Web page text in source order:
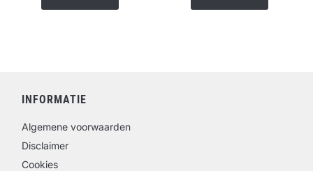
INFORMATIE
Algemene voorwaarden
Disclaimer
Cookies